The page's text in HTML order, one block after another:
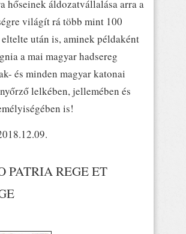
hőseinek áldozatvállalása arra a
világít rá több mint 100
után is, aminek példaként
a mai magyar hadsereg
és minden magyar katonai
lelkében, jellemében és
is!
PATRIA REGE ET